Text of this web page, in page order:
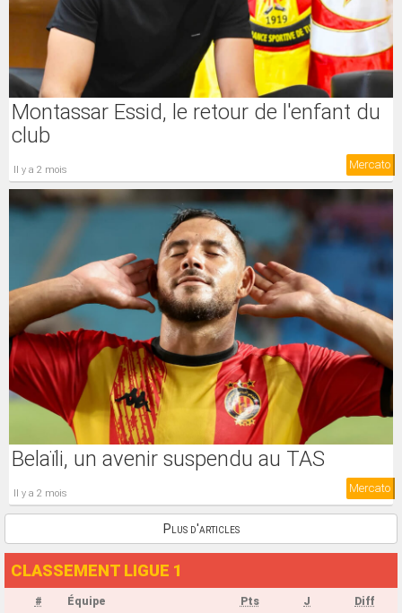
Montassar Essid, le retour de l'enfant du
club
il y a 2 mois Mercato
Belaïli, un avenir suspendu au TAS
il y a 2 mois Mercato
Plus d'articles
CLASSEMENT LIGUE 1
# Équipe Pts J Diff